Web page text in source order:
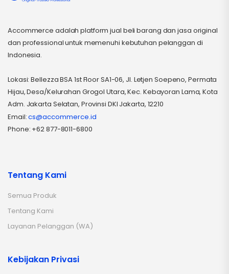
Accommerce adalah platform jual beli barang dan jasa original
dan professional untuk memenuhi kebutuhan pelanggan di
Indonesia.
Lokasi: Bellezza BSA 1st Floor SA1-06, Jl. Letjen Soepeno, Permata
Hijau, Desa/Kelurahan Grogol Utara, Kec. Kebayoran Lama, Kota
Adm. Jakarta Selatan, Provinsi DKI Jakarta, 12210
Email:cs@accommerce.id
Phone: +62 877-8011-6800
Tentang Kami
Semua Produk
Tentang Kami
Layanan Pelanggan (WA)
Kebijakan Privasi